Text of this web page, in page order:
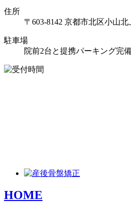
住所
〒603-8142 京都市北区小山
駐車場
院前2台と提携パーキング完
HOME